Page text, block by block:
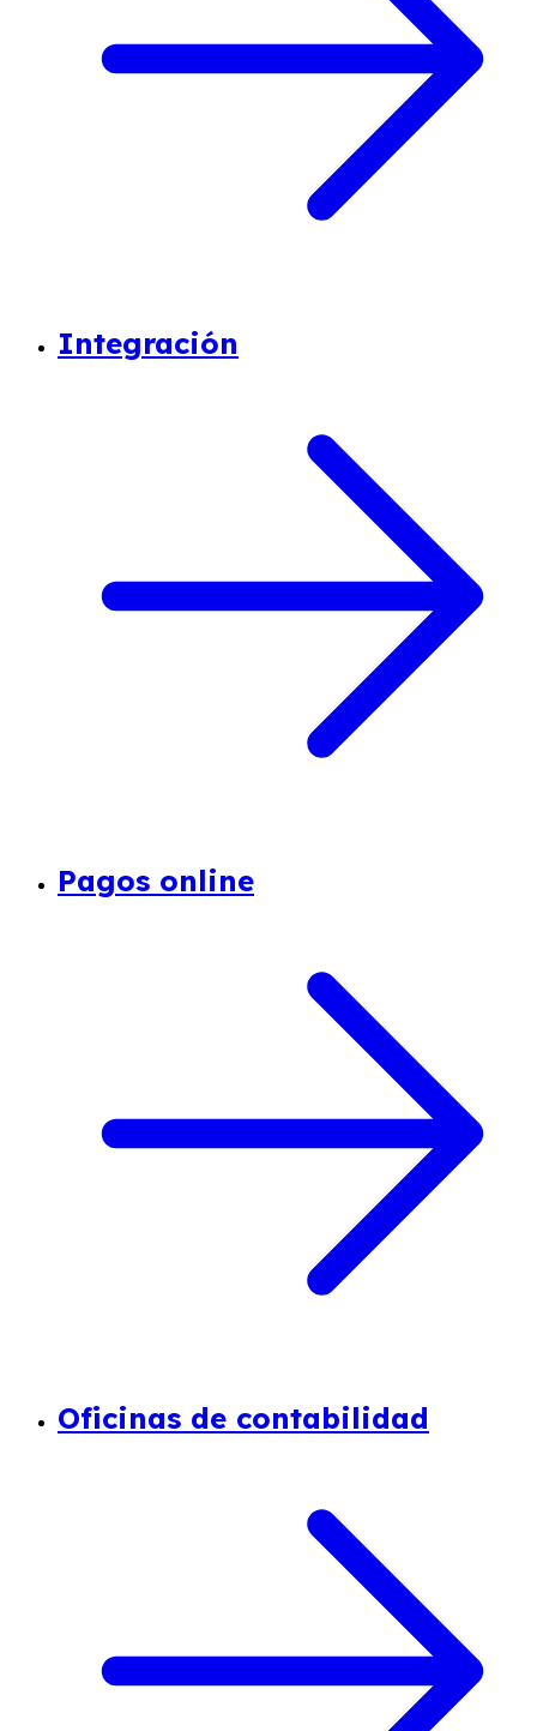
Integración
Pagos online
Oficinas de contabilidad